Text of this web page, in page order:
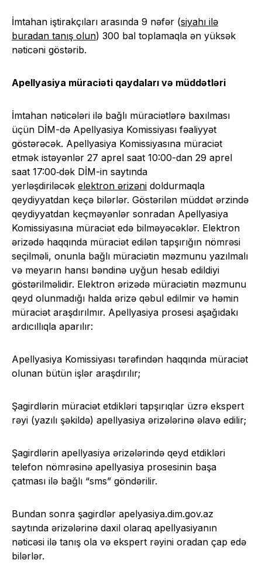
İmtahan iştirakçıları arasında 9 nəfər (siyahı ilə
buradan tanış olun) 300 bal toplamaqla ən yüksək
nəticəni göstərib.
Apellyasiya müraciəti qaydaları və müddətləri
İmtahan nəticələri ilə bağlı müraciətlərə baxılması
üçün DİM-də Apellyasiya Komissiyası fəaliyyət
göstərəcək. Apellyasiya Komissiyasına müraciət
etmək istəyənlər 27 aprel saat 10:00-dan 29 aprel
saat 17:00‑dək DİM-in saytında
yerləşdiriləcək elektron ərizəni doldurmaqla
qeydiyyatdan keçə bilərlər. Göstərilən müddət ərzində
qeydiyyatdan keçməyənlər sonradan Apellyasiya
Komissiyasına müraciət edə bilməyəcəklər. Elektron
ərizədə haqqında müraciət edilən tapşırığın nömrəsi
seçilməli, onunla bağlı müraciətin məzmunu yazılmalı
və meyarın hansı bəndinə uyğun hesab edildiyi
göstərilməlidir. Elektron ərizədə müraciətin məzmunu
qeyd olunmadığı halda ərizə qəbul edilmir və həmin
müraciət araşdırılmır. Apellyasiya prosesi aşağıdakı
ardıcıllıqla aparılır:
Apellyasiya Komissiyası tərəfindən haqqında müraciət
olunan bütün işlər araşdırılır;
Şagirdlərin müraciət etdikləri tapşırıqlar üzrə ekspert
rəyi (yazılı şəkildə) apellyasiya ərizələrinə əlavə edilir;
Şagirdlərin apellyasiya ərizələrində qeyd etdikləri
telefon nömrəsinə apellyasiya prosesinin başa
çatması ilə bağlı “sms” göndərilir.
Bundan sonra şagirdlər apelyasiya.dim.gov.az
saytında ərizələrinə daxil olaraq apellyasiyanın
nəticəsi ilə tanış ola və ekspert rəyini oradan çap edə
bilərlər.